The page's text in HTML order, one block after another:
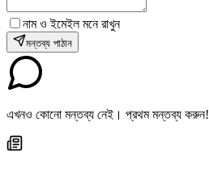
নাম ও ইমেইল মনে রাখুন
মন্তব্য পাঠান
এখনও কোনো মন্তব্য নেই। প্রথম মন্তব্য করুন!